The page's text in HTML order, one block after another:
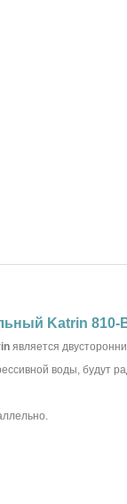
Katrin
является
воды, будут